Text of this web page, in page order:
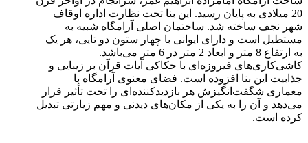
20 میلادی به پایان رسید. این بنا تحت نظارت اداره اوقاف
شهر نجف ساخته شد. ساختمان اصلی آرامگاه شبیه به
مستطیل است و دارای ایوانی با چهار ستون دو تایی، هر یک
به ارتفاع 8 متر و ابعاد 2 متر در 6 متر می‌باشد.
کاشی‌کاری‌های فیروزه‌ای با حکاکی آیات قرآن بر زیبایی و
جذابیت این بنا افزوده است. فضای معنوی آرامگاه با
معماری شگفت‌انگیزش هر بازدیدکننده‌ای را تحت تأثیر قرار
می‌دهد و آن را به یکی از مکان‌های دیدنی و مهم زیارتی تبدیل
کرده است.